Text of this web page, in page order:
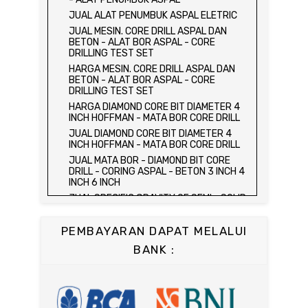
HARGA ALAT UJI FLEXURAL TEST -
HYDRAULIC CONCRETE BEAM TESTING
MACHINE
JUAL ALAT UJI FLEXURAL TEST -
HYDRAULIC CONCRETE BEAM TESTING
MACHINE
HARGA ALAT UJI KUAT TEKAN LENTUR -
HYDRAULIC CONCRETE BEAM TESTING
MACHINE
JUAL ALAT UJI KUAT TEKAN LENTUR -
HYDRAULIC CONCRETE BEAM TESTING
MACHINE
JUAL COMPRESSION MACHINE 2000 KN -
ALAT UJI KUAT TEKAN BETON - TEST
BETON - PRESS BETON
JUAL SLUMP TEST SET - KERUCUT
JUAL CONCRETE CYLINDER MOLD /
CETAKAN SILINDER BETON 15 x 30 cm
JUAL CONCRETE CUBE MOLD / CETAKAN
JUAL COMPRESSION MACHINE 1500 KN /
JUAL ALAT PENUMBUK ASPAL ELETRIC
JUAL MESIN. CORE DRILL ASPAL DAN
BETON - ALAT BOR ASPAL - CORE
DRILLING TEST SET
HARGA MESIN. CORE DRILL ASPAL DAN
BETON - ALAT BOR ASPAL - CORE
DRILLING TEST SET
HARGA DIAMOND CORE BIT DIAMETER 4
INCH HOFFMAN - MATA BOR CORE DRILL
JUAL DIAMOND CORE BIT DIAMETER 4
INCH HOFFMAN - MATA BOR CORE DRILL
JUAL MATA BOR - DIAMOND BIT CORE
DRILL - CORING ASPAL - BETON 3 INCH 4
INCH 6 INCH
JUAL SPECIFIC GRAVITY OF SEMI - SOLID
JUAL DISTILATION OF CUTBACK
ASPHALTS
JUAL WATER CONTENT IN PETROLEUM
JUAL FLASH AND FIRE POINT BY
CLEVELAND OPEN CUP / ALAT UJI TITIK
PEMBAYARAN DAPAT MELALUI
BANK :